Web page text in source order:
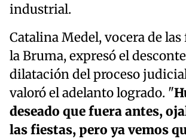
industrial.
Catalina Medel, vocera de
la Bruma, expresó el
dilatación del proceso
valoró el adelanto logrado. "
deseado que fuera antes,
las fiestas, pero ya vemos